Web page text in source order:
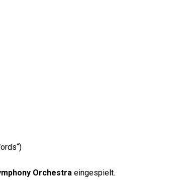
Orchestra eingespielt.